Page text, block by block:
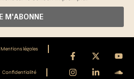
M'ABONNE
Mentions légales
Confidentialité